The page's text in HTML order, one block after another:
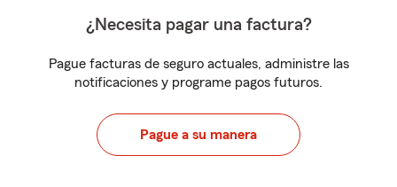
¿Necesita pagar una factura?
Pague facturas de seguro actuales, administre las
notificaciones y programe pagos futuros.
Pague a su manera